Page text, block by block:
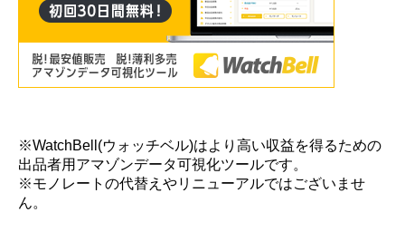
※WatchBell(ウォッチベル)はより高い収益を得るための
出品者用アマゾンデータ可視化ツールです。
※モノレートの代替えやリニューアルではございませ
ん。